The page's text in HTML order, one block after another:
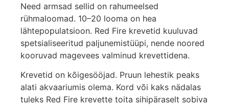
Need armsad sellid on rahumeelsed
rühmaloomad. 10–20 looma on hea
lähtepopulatsioon. Red Fire krevetid kuuluvad
spetsialiseeritud paljunemistüüpi, nende noored
kooruvad magevees valminud krevettidena.
Krevetid on kõigesööjad. Pruun lehestik peaks
alati akvaariumis olema. Kord või kaks nädalas
tuleks Red Fire krevette toita sihipäraselt sobiva